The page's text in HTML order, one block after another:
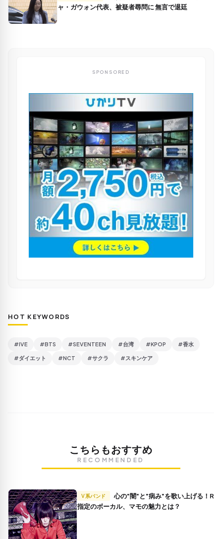
ャ・ガウォン代表、被疑者尋問に 無言で退廷
SPONSORED
HOT KEYWORDS
#IVE #BTS #SEVENTEEN #台湾 #KPOP #香水
#ダイエット #NCT #サクラ #スキンケア
こちらもおすすめ
RECOMMENDED
V系バンド
心の"闇"と"病み"を歌い上げる！R
指定のボーカル、マモの魅力とは？